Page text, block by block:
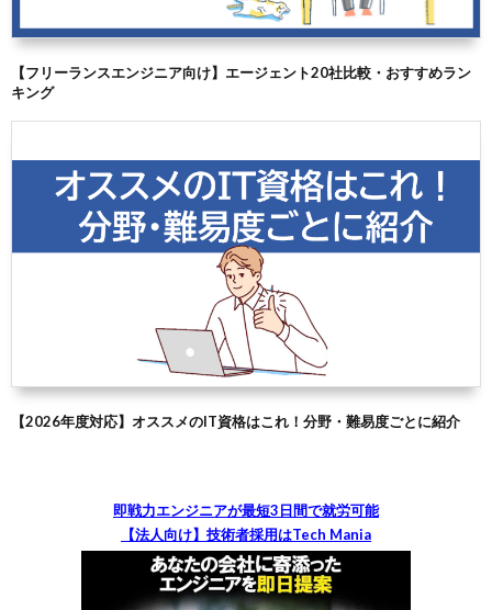
【フリーランスエンジニア向け】エージェント20社比較・おすすめラン
キング
【2026年度対応】オススメのIT資格はこれ！分野・難易度ごとに紹介
即戦力エンジニアが最短3日間で就労可能
【法人向け】技術者採用はTech Mania